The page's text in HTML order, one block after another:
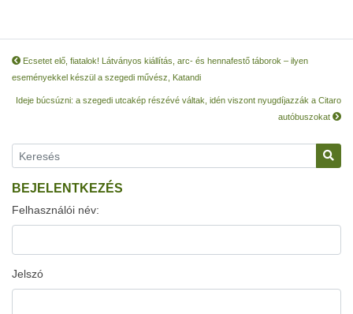
Ecsetet elő, fiatalok! Látványos kiállítás, arc- és hennafestő táborok – ilyen
eseményekkel készül a szegedi művész, Katandi
Ideje búcsúzni: a szegedi utcakép részévé váltak, idén viszont nyugdíjazzák a Citaro
autóbuszokat
BEJELENTKEZÉS
Felhasználói név:
Jelszó